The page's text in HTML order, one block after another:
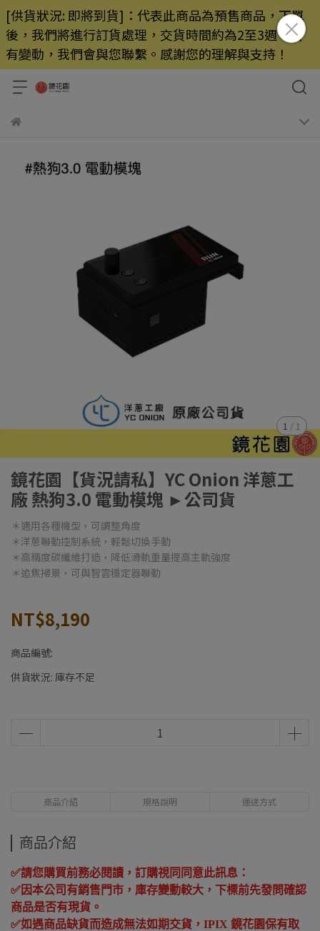
[供貨狀況: 即將到貨]：代表此商品為預售商品，下單
後，我們將進行訂貨處理，交貨時間約為2至3週，若
有變動，我們會與您聯繫。感謝您的理解與支持！
1 / 1
鏡花園【貨況請私】YC Onion 洋蔥工
廠 熱狗3.0 電動模塊 ►公司貨
＊適用各種機型，可調整角度
＊洋蔥聯動控制系統，輕鬆切換手動
＊高精度碳纖維打造，降低滑軌重量提高主軌強度
＊追焦掃景，可與智雲穩定器聯動
NT$8,190
商品編號:
供貨狀況: 庫存不足
商品介紹 規格說明 運送方式
商品介紹
✅請您購買前務必閱讀，訂購視同同意此訊息：
✅因本公司有銷售門市，庫存變動較大，下標前先發問確認
商品是否有現貨。
✅如遇商品缺貨而造成無法如期交貨， IPIX 鏡花園保有取